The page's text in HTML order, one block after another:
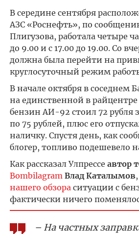
В середине сентября
АЗС «Роснефть», по
Плигузова, работала четыре
до 9.00 и с 17.00 до 19.00. Со
должна была перейти на
круглосуточный режим
В начале октября в соседнем
на единственной в райцентре
бензин АИ-92 стоил 72 рубля
по 75 рублей, плюс его
наличку. Спустя день, как
блогер, топливо подешевело
Как рассказал Улпрессе автор
Bombilagram Влад Каталымов
нашего обзора ситуации с
фактически ничего
– На частных